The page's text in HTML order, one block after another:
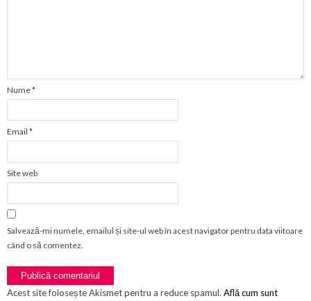
Nume*
Email *
Site web
Salvează-mi numele, emailul și site-ul web în acest navigator pentru data viitoare
când o să comentez.
Acest site folosește Akismet pentru a reduce spamul. Află cum sunt